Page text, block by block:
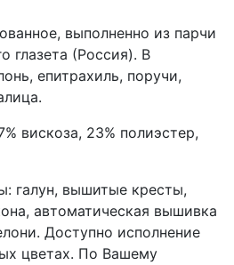
выполненно из парчи
глазета (Россия). В
епитрахиль, поручи,
вискоза, 23% полиэстер,
галун, вышитые кресты,
автоматическая вышивка
Доступно исполнение
цветах. По Вашему